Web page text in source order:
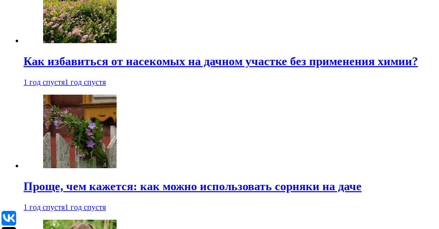
Как избавиться от насекомых на дачном участке без применения химии?
1 год спустя1 год спустя
Проще, чем кажется: как можно использовать сорняки на даче
1 год спустя1 год спустя